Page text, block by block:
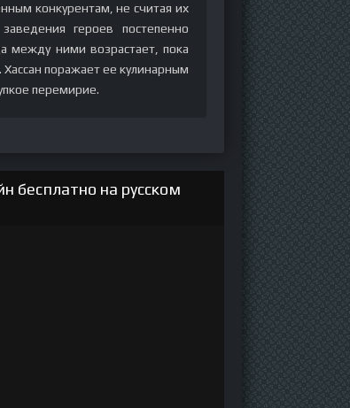
конкурентам, не считая их
героев постепенно
между ними возрастает, пока
поражает ее кулинарным
перемирие.
бесплатно на русском